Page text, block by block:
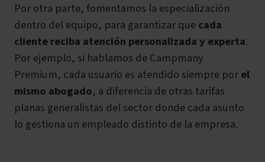
Por otra parte, fomentamos la especialización
dentro del equipo, para garantizar quecada
cliente reciba atención personalizada y experta.
Por ejemplo, si hablamos de Campmany
Premium, cada usuario es atendido siempre porel
mismo abogado, a diferencia de otras tarifas
planas generalistas del sector donde cada asunto
lo gestiona un empleado distinto de la empresa.